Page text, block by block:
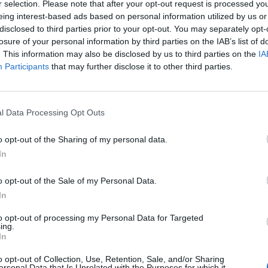
selection. Please note that after your opt-out request is processed
interest-based ads based on personal information utilized by us
to third parties prior to your opt-out. You may separately
of your personal information by third parties on the IAB’s list of
This information may also be disclosed by us to third parties on the
Participants that may further disclose it to other third parties.
Data Processing Opt Outs
opt-out of the Sharing of my personal data.
opt-out of the Sale of my Personal Data.
opt-out of processing my Personal Data for Targeted
opt-out of Collection, Use, Retention, Sale, and/or Sharing
einen Abend voller bekannter Songs und
von Haindling. Die bigBOX ALLGÄU dient
Repertoire der Band hautnah zu erleben.
Performance in einer der besten
altehrwürdige Klassiker oder mitreißende neue
das Publikum zu begeistern und lässt den
Welt von Haindling einzutauchen und
mitreißen zu lassen.